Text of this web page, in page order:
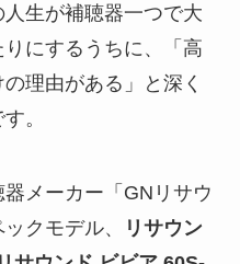
生が補聴器一つで大
にするうちに、「高
理由がある」と深く
。
メーカー「GNリサウ
クモデル、
リサウン